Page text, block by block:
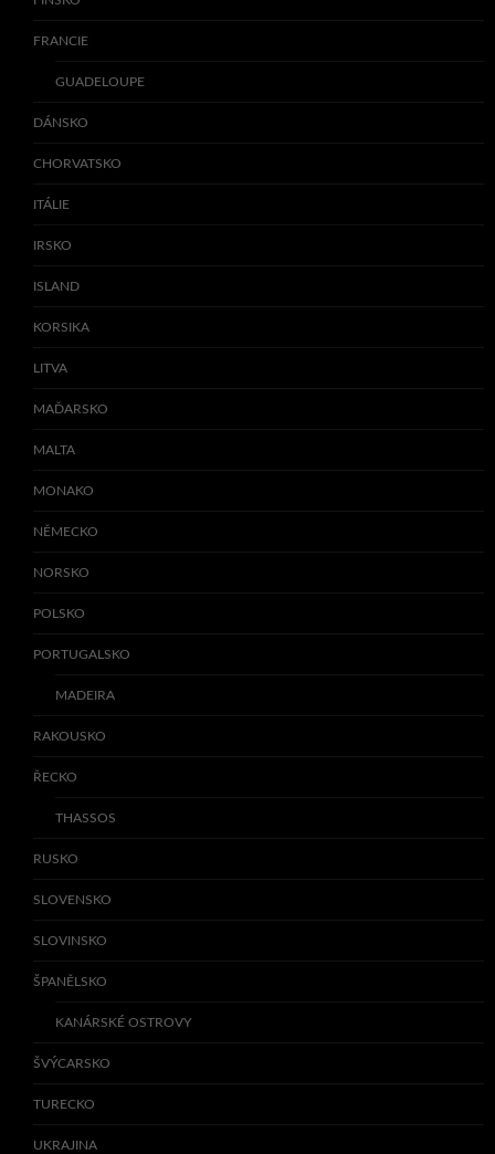
FRANCIE
GUADELOUPE
DÁNSKO
CHORVATSKO
ITÁLIE
IRSKO
ISLAND
KORSIKA
LITVA
MAĎARSKO
MALTA
MONAKO
NĚMECKO
NORSKO
POLSKO
PORTUGALSKO
MADEIRA
RAKOUSKO
ŘECKO
THASSOS
RUSKO
SLOVENSKO
SLOVINSKO
ŠPANĚLSKO
KANÁRSKÉ OSTROVY
ŠVÝCARSKO
TURECKO
UKRAJINA